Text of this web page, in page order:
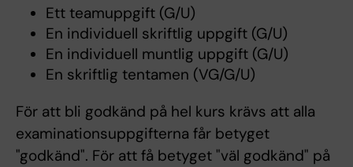
Ett teamuppgift (G/U)
En individuell skriftlig uppgift (G/U)
En individuell muntlig uppgift (G/U)
En skriftlig tentamen (VG/G/U)
För att bli godkänd på hel kurs krävs att alla
examinationsuppgifterna får betyget
"godkänd". För att få betyget "väl godkänd" på